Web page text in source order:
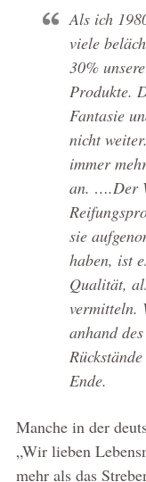
Als ich
viele
30%
Produkte.
Fantasie
nicht
immer
an. ….Der
sie
haben, ist
Qualität,
vermitteln.
anhand
Ende.
Manche in der
„Wir lieben
mehr als das